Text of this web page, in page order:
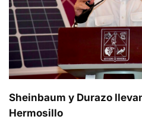
Sheinbaum y Durazo
Hermosillo